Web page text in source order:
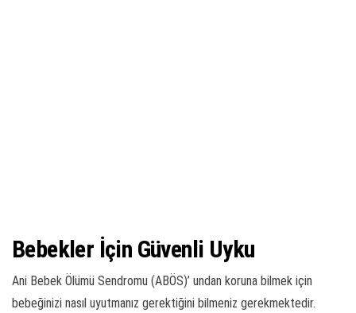
Bebekler İçin Güvenli Uyku
Ani Bebek Ölümü Sendromu (ABÖS)’ undan koruna bilmek için
bebeğinizi nasıl uyutmanız gerektiğini bilmeniz gerekmektedir.